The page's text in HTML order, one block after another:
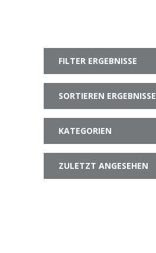
FILTER ERGEBNISSE
SORTIEREN ERGEBNISSE
KATEGORIEN
ZULETZT ANGESEHEN